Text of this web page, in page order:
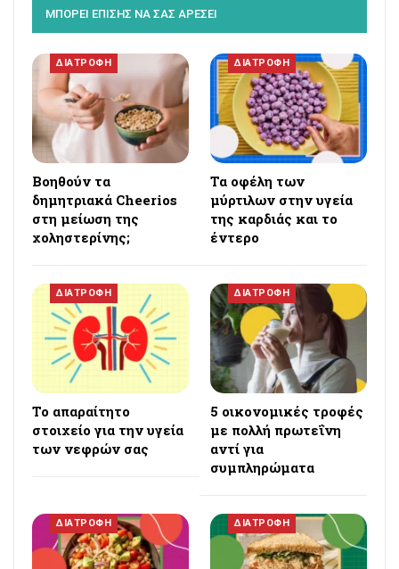
ΜΠΟΡΕΙ ΕΠΙΣΗΣ ΝΑ ΣΑΣ ΑΡΕΣΕΙ
ΔΙΑΤΡΟΦΗ
Βοηθούν τα
δημητριακά Cheerios
στη μείωση της
χοληστερίνης;
ΔΙΑΤΡΟΦΗ
Τα οφέλη των
μύρτιλων στην υγεία
της καρδιάς και το
έντερο
ΔΙΑΤΡΟΦΗ
Το απαραίτητο
στοιχείο για την υγεία
των νεφρών σας
ΔΙΑΤΡΟΦΗ
5 οικονομικές τροφές
με πολλή πρωτεΐνη
αντί για
συμπληρώματα
ΔΙΑΤΡΟΦΗ ΔΙΑΤΡΟΦΗ